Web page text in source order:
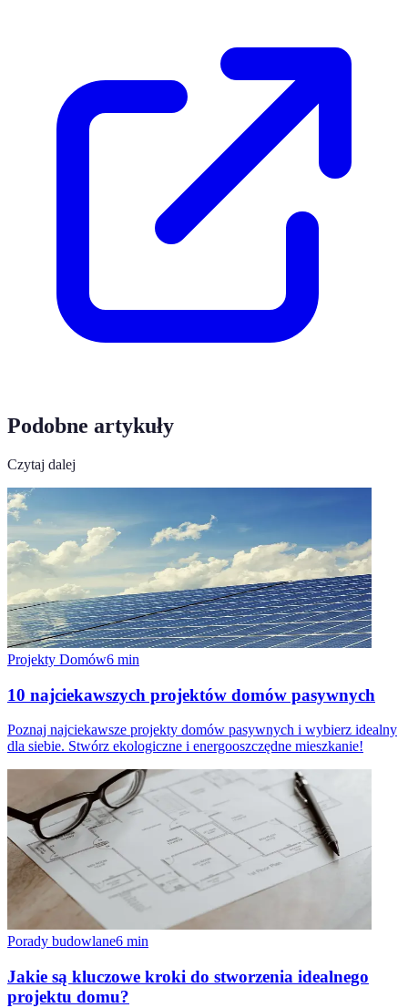
Podobne artykuły
Czytaj dalej
Projekty Domów6 min
10 najciekawszych projektów domów pasywnych
Poznaj najciekawsze projekty domów pasywnych i wybierz idealny
dla siebie. Stwórz ekologiczne i energooszczędne mieszkanie!
Porady budowlane6 min
Jakie są kluczowe kroki do stworzenia idealnego
projektu domu?